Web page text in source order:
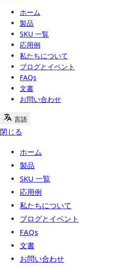
ホーム
製品
SKU 一覧
応用例
私たちについて
ブログとイベント
FAQs
文書
お問い合わせ
言語
閉じる
ホーム
製品
SKU 一覧
応用例
私たちについて
ブログとイベント
FAQs
文書
お問い合わせ